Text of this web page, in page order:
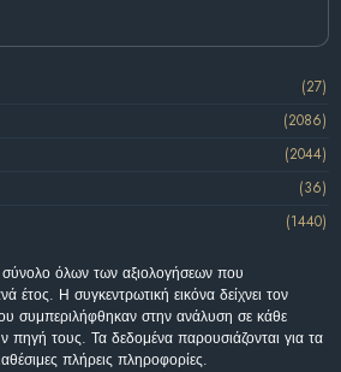
(27)
(2086)
(2044)
(36)
(1440)
όλων των αξιολογήσεων που
έτος. Η συγκεντρωτική εικόνα δείχνει τον
συμπεριλήφθηκαν στην ανάλυση σε κάθε
πηγή τους. Τα δεδομένα παρουσιάζονται για τα
πλήρεις πληροφορίες.